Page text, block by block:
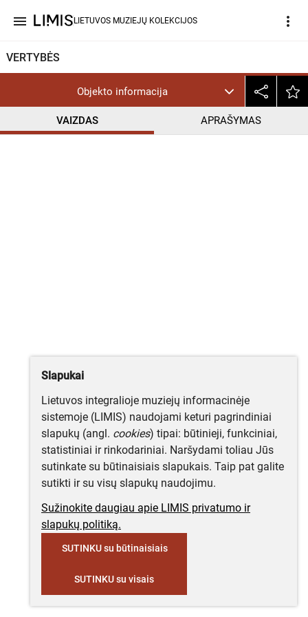
menu LIETUVOS MUZIEJŲ KOLEKCIJOS more_vert
VERTYBĖS
Objekto informacija
VAIZDAS APRAŠYMAS
CC BY help_outline
Slapukai
Lietuvos integralioje muziejų informacinėje
sistemoje (LIMIS) naudojami keturi pagrindiniai
slapukų (angl. cookies) tipai: būtinieji, funkciniai,
statistiniai ir rinkodariniai. Naršydami toliau Jūs
sutinkate su būtinaisiais slapukais. Taip pat galite
sutikti ir su visų slapukų naudojimu.
Sužinokite daugiau apie LIMIS privatumo ir
slapukų politiką.
SUTINKU su būtinaisiais
SUTINKU su visais